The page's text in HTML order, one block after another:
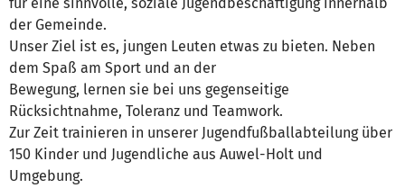
der Gemeinde.
Unser Ziel ist es, jungen Leuten etwas zu bieten. Neben
dem Spaß am Sport und an der
Bewegung, lernen sie bei uns gegenseitige
Rücksichtnahme, Toleranz und Teamwork.
Zur Zeit trainieren in unserer Jugendfußballabteilung über
150 Kinder und Jugendliche aus Auwel-Holt und
Umgebung.